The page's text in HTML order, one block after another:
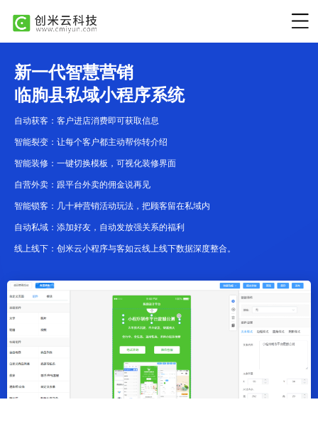
新一代智慧营销
临朐县私域小程序系统
自动获客：客户进店消费即可获取信息
智能裂变：让每个客户都主动帮你转介绍
智能装修：一键切换模板，可视化装修界面
自营外卖：跟平台外卖的佣金说再见
智能锁客：几十种营销活动玩法，把顾客留在私域内
自动私域：添加好友，自动发放强关系的福利
线上线下：创米云小程序与客如云线上线下数据深度整合。